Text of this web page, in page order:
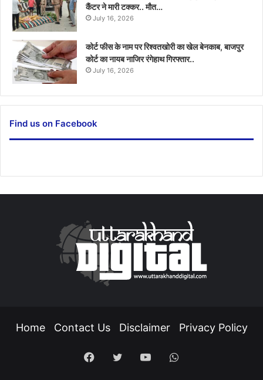
कैंटर ने मारी टक्कर.. मौत…
July 16, 2026
कोर्ट फीस के नाम पर रिश्वतखोरी का खेल बेनकाब, बाजपुर
कोर्ट का नायब नाजिर रंगेहाथ गिरफ्तार..
July 16, 2026
Find us on Facebook
Home Contact Us Disclaimer Privacy Policy
Facebook
TwitterYouTubeWhatsApp